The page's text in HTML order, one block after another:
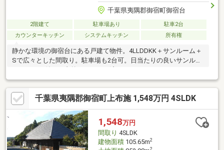
千葉県夷隅郡御宿町御宿台
2階建て 駐車場あり
駐車2台
カウンターキッチン
システムキッチン 所有権
静かな環境の御宿台にある戸建て物件。4LLDDKK＋サンルーム＋
Sで広々とした間取り。駐車場も2台可。日当たりの良いサンルー
ム・テラス付き。内外リフォーム済み
千葉県夷隅郡御宿町上布施 1,548万円 4SLDK
1,548万円
間取り 4SLDK
建物面積105.65m2
2